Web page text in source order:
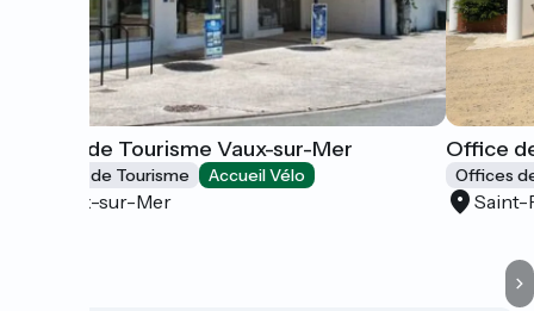
Office de Tourisme Vaux-sur-Mer
Offices de Tourisme Accueil Vélo
Vaux-sur-Mer
Office
Offices
Saint-